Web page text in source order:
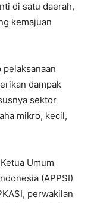
di satu daerah,
kemajuan
pelaksanaan
dampak
sektor
mikro, kecil,
Umum
(APPSI)
perwakilan